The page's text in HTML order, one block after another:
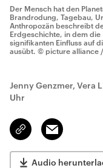
Der Mensch hat den
Brandrodung, Tagebau,
Anthropozän beschreibt
Erdgeschichte, in dem die
signifikanten Einfluss auf
ausübt. © picture alliance
Jenny Genzmer, Vera
Uhr
Link
kopieren/teilen
Email
Audio